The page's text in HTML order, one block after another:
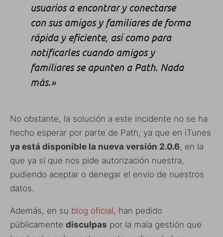
usuarios a encontrar y conectarse
con sus amigos y familiares de forma
rápida y eficiente, así como para
notificarles cuando amigos y
familiares se apunten a Path. Nada
más.»
No obstante, la solución a este incidente no se ha
hecho esperar por parte de Path, ya que en iTunes
ya está disponible la nueva versión 2.0.6, en la
que ya sí que nos pide autorización nuestra,
pudiendo aceptar o denegar el envío de nuestros
datos.
Además, en su blog oficial, han pedido
públicamente disculpas por la mala gestión que